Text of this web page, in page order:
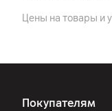
Особенности
Защита
Цены на товары и
Покупателям